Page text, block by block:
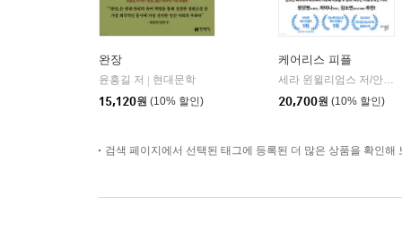
완장
윤흥길 저
현대문학
15,120원 (10% 할인)
케어리스 피플
세라 윈윌리엄스 저/안진환 역
20,700원 (10% 할인)
검색 페이지에서 선택된 태그에 등록된 더 많은 상품을 확인해